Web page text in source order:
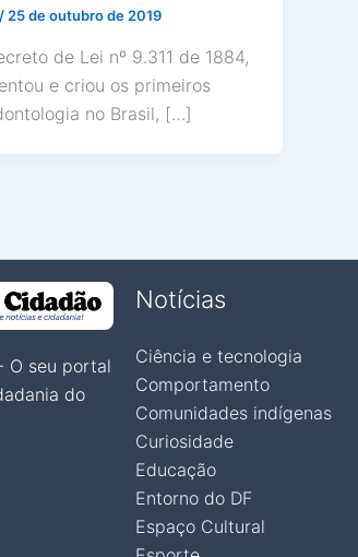
/25 de outubro de 2019
de Lei nº 9.311 de 1884,
e criou os primeiros
no Brasil, […]
O seu portal
do
Notícias
Ciência e tecnologia
Comportamento
Comunidades indígenas
Curiosidade
Educação
Entorno do DF
Espaço Cultural